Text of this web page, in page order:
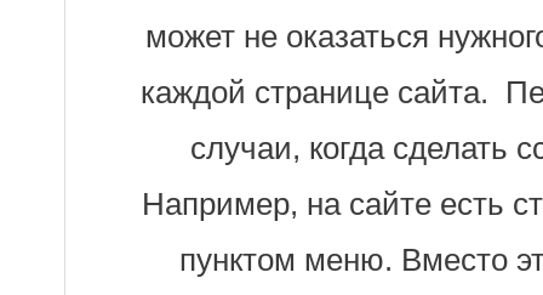
может не оказаться
каждой странице сайта.
случаи, когда сделать
Например, на сайте есть
пунктом меню. Вместо